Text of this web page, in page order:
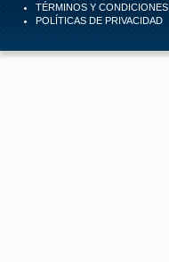
TÉRMINOS Y CONDICIONES
POLÍTICAS DE PRIVACIDAD